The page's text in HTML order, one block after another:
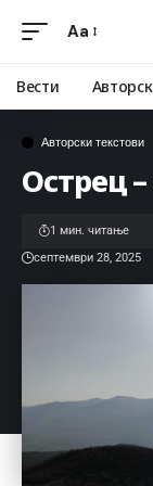
Aa
Вести
Авторски текстови
Острец
септември 28, 2025
1 мин. читање